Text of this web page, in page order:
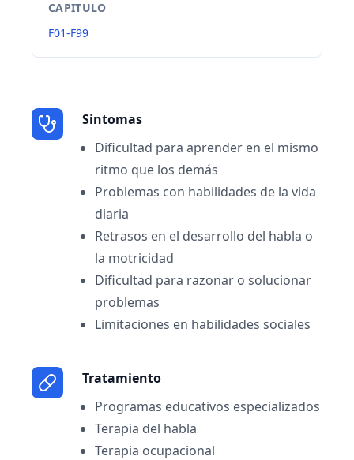
CAPITULO
F01-F99
Sintomas
Dificultad para aprender en el mismo
ritmo que los demás
Problemas con habilidades de la vida
diaria
Retrasos en el desarrollo del habla o
la motricidad
Dificultad para razonar o solucionar
problemas
Limitaciones en habilidades sociales
Tratamiento
Programas educativos especializados
Terapia del habla
Terapia ocupacional